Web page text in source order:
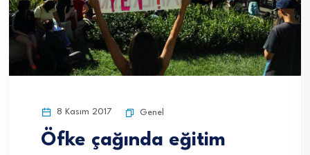
8 Kasım 2017 Genel
Öfke çağında eğitim